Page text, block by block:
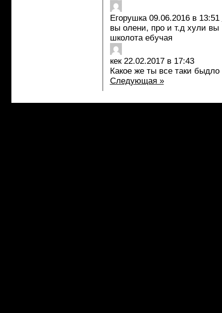
Егорушка 09.06.2016 в 13:51
вы олени, про и т.д хули
школота ебучая
кек 22.02.2017 в 17:43
Какое же ты все таки быдло
Следующая »